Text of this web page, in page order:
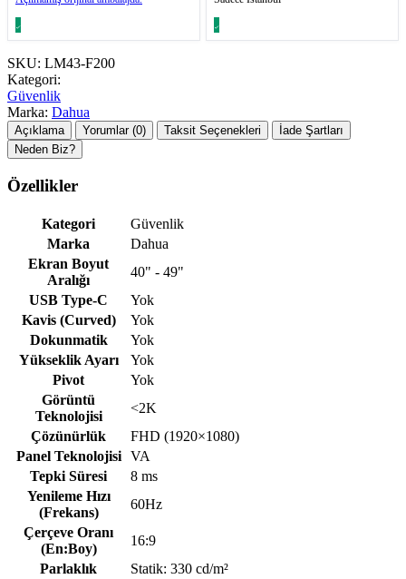
SKU: LM43-F200
Kategori:
Güvenlik
Marka: Dahua
Açıklama Yorumlar (0) Taksit Seçenekleri
İade Şartları
Neden Biz?
Özellikler
Kategori
Güvenlik
Marka
Dahua
Ekran Boyut
Aralığı
40" - 49"
USB Type-C
Yok
Kavis (Curved)
Yok
Dokunmatik
Yok
Yükseklik Ayarı
Yok
Pivot
Yok
Görüntü
Teknolojisi
<2K
Çözünürlük
FHD (1920×1080)
Panel Teknolojisi
VA
Tepki Süresi
8 ms
Yenileme Hızı
(Frekans)
60Hz
Çerçeve Oranı
(En:Boy)
16:9
Parlaklık
Statik: 330 cd/m²